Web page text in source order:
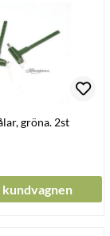
gröna. 2st
kundvagnen